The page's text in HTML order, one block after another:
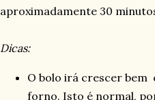
aproximadamente 30
Dicas:
O bolo irá crescer bem
forno. Isto é normal,